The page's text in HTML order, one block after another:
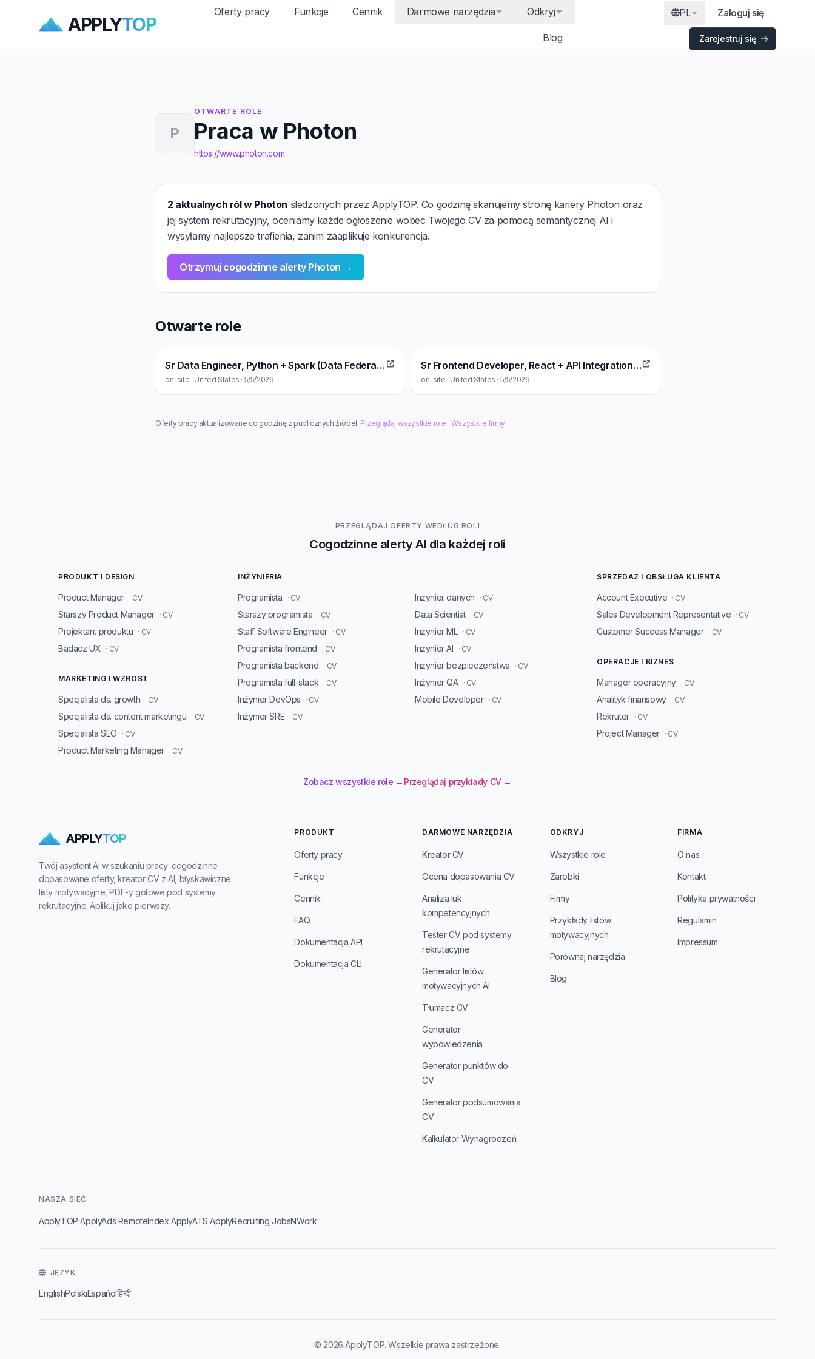
APPLYTOP
Oferty pracy Funkcje Cennik Darmowe narzędzia Odkryj
Blog
PL Zaloguj się
Zarejestruj się
P
OTWARTE ROLE
Praca w Photon
https://www.photon.com
2 aktualnych ról w Photon śledzonych przez ApplyTOP. Co godzinę skanujemy stronę kariery Photon oraz
jej system rekrutacyjny, oceniamy każde ogłoszenie wobec Twojego CV za pomocą semantycznej AI i
wysyłamy najlepsze trafienia, zanim zaaplikuje konkurencja.
Otrzymuj cogodzinne alerty Photon →
Otwarte role
Sr Data Engineer, Python + Spark (Data Federation skillset - Data Lakehouse - Eg: Starburst) - New York
on-site · United States · 5/5/2026
Sr Frontend Developer, React + API Integration - New York
on-site · United States · 5/5/2026
Oferty pracy aktualizowane co godzinę z publicznych źródeł. Przeglądaj wszystkie role · Wszystkie firmy
PRZEGLĄDAJ OFERTY WEDŁUG ROLI
Cogodzinne alerty AI dla każdej roli
PRODUKT I DESIGN
Product Manager · CV
Starszy Product Manager · CV
Projektant produktu · CV
Badacz UX · CV
MARKETING I WZROST
Specjalista ds. growth · CV
Specjalista ds. content marketingu · CV
Specjalista SEO · CV
Product Marketing Manager · CV
INŻYNIERIA
Programista · CV
Starszy programista · CV
Staff Software Engineer · CV
Programista frontend · CV
Programista backend · CV
Programista full-stack · CV
Inżynier DevOps · CV
Inżynier SRE · CV
Inżynier danych · CV
Data Scientist · CV
Inżynier ML · CV
Inżynier AI · CV
Inżynier bezpieczeństwa · CV
Inżynier QA · CV
Mobile Developer · CV
SPRZEDAŻ I OBSŁUGA KLIENTA
Account Executive · CV
Sales Development Representative · CV
Customer Success Manager · CV
OPERACJE I BIZNES
Manager operacyjny · CV
Analityk finansowy · CV
Rekruter · CV
Project Manager · CV
Zobacz wszystkie role → Przeglądaj przykłady CV →
APPLYTOP
Twój asystent AI w szukaniu pracy: cogodzinne
dopasowane oferty, kreator CV z AI, błyskawiczne
listy motywacyjne, PDF-y gotowe pod systemy
rekrutacyjne. Aplikuj jako pierwszy.
PRODUKT
Oferty pracy
Funkcje
Cennik
FAQ
Dokumentacja API
Dokumentacja CLI
DARMOWE NARZĘDZIA
Kreator CV
Ocena dopasowania CV
Analiza luk
kompetencyjnych
Tester CV pod systemy
rekrutacyjne
Generator listów
motywacyjnych AI
Tłumacz CV
Generator
wypowiedzenia
Generator punktów do
CV
Generator podsumowania
CV
Kalkulator Wynagrodzeń
ODKRYJ
Wszystkie role
Zarobki
Firmy
Przykłady listów
motywacyjnych
Porównaj narzędzia
Blog
FIRMA
O nas
Kontakt
Polityka prywatności
Regulamin
Impressum
NASZA SIEĆ
ApplyTOP·ApplyAds·RemoteIndex·ApplyATS·ApplyRecruiting·JobsNWork
JĘZYK
EnglishPolskiEspañolहिन्दी
© 2026 ApplyTOP. Wszelkie prawa zastrzeżone.